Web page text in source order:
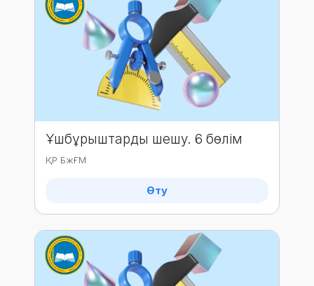
Ұшбұрыштарды шешу. 6 бөлім
ҚР БжҒМ
Өту